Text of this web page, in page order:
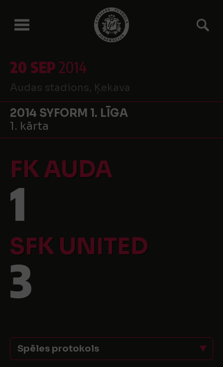
20 SEP2014
Audas stadions, Ķekava
2014 SYFORM 1. LĪGA
1. kārta
FK AUDA
1
SFK UNITED
3
Spēles protokols